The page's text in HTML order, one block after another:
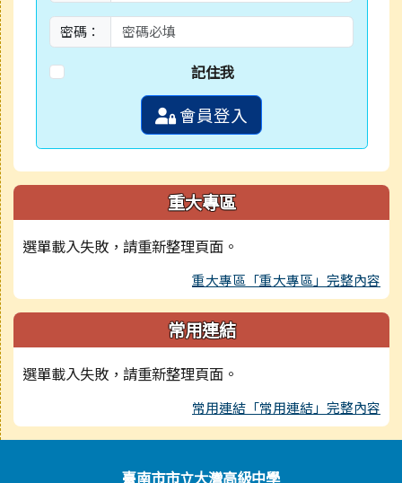
密碼：
記住我
會員登入
重大專區
選單載入失敗，請重新整理頁面。
重大專區「重大專區」完整內容
常用連結
選單載入失敗，請重新整理頁面。
常用連結「常用連結」完整內容
頁尾區域內容臺南市市立大灣高級中學